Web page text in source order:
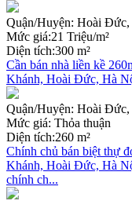
Quận/Huyện: Hoài Đức,
Mức giá:21 Triệu/m²
Diện tích:300 m²
Cần bán nhà liền kề
Khánh, Hoài Đức, Hà
Quận/Huyện: Hoài Đức,
Mức giá: Thỏa thuận
Diện tích:260 m²
Chính chủ bán biệt thự
Khánh, Hoài Đức, Hà
chính ch...